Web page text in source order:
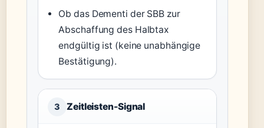
Ob das Dementi der SBB zur
Abschaffung des Halbtax
endgültig ist (keine unabhängige
Bestätigung).
3 Zeitleisten-Signal